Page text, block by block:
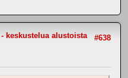
#638
keskustelua alustoista